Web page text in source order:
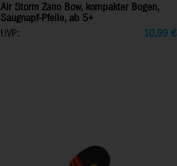
Air Storm Zano Bow, kompakter Bogen,
Saugnapf-Pfeile, ab 5+
UVP:
10,99€